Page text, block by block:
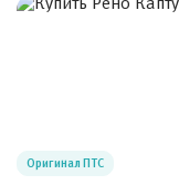
Оригинал ПТС